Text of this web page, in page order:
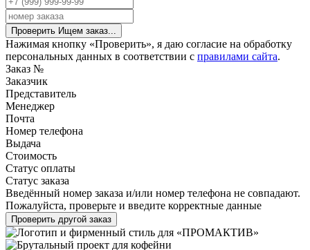
Проверить Ищем заказ...
Нажимая кнопку «Проверить», я даю согласие на обработку
персональных данных в соответствии с правилами сайта.
Заказ №
Заказчик
Представитель
Менеджер
Почта
Номер телефона
Выдача
Стоимость
Статус оплаты
Статус заказа
Введённый номер заказа и/или номер телефона не совпадают.
Пожалуйста, проверьте и введите корректные данные
Проверить другой заказ